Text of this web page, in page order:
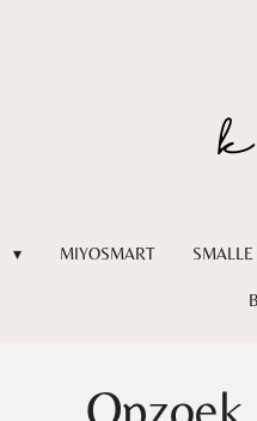
MIYOSMART
Opzoek